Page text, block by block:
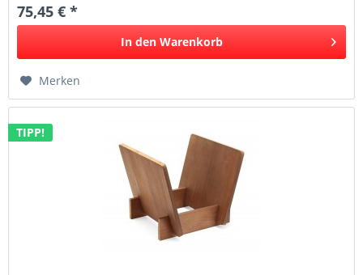
75,45 € *
In den Warenkorb
Merken
TIPP!